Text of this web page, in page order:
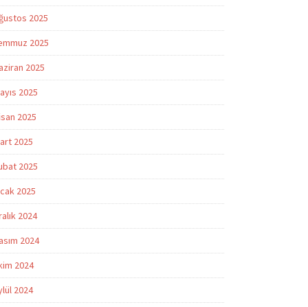
2025
2025
2025
2025
2025
2025
2025
2025
2024
2024
2024
2024